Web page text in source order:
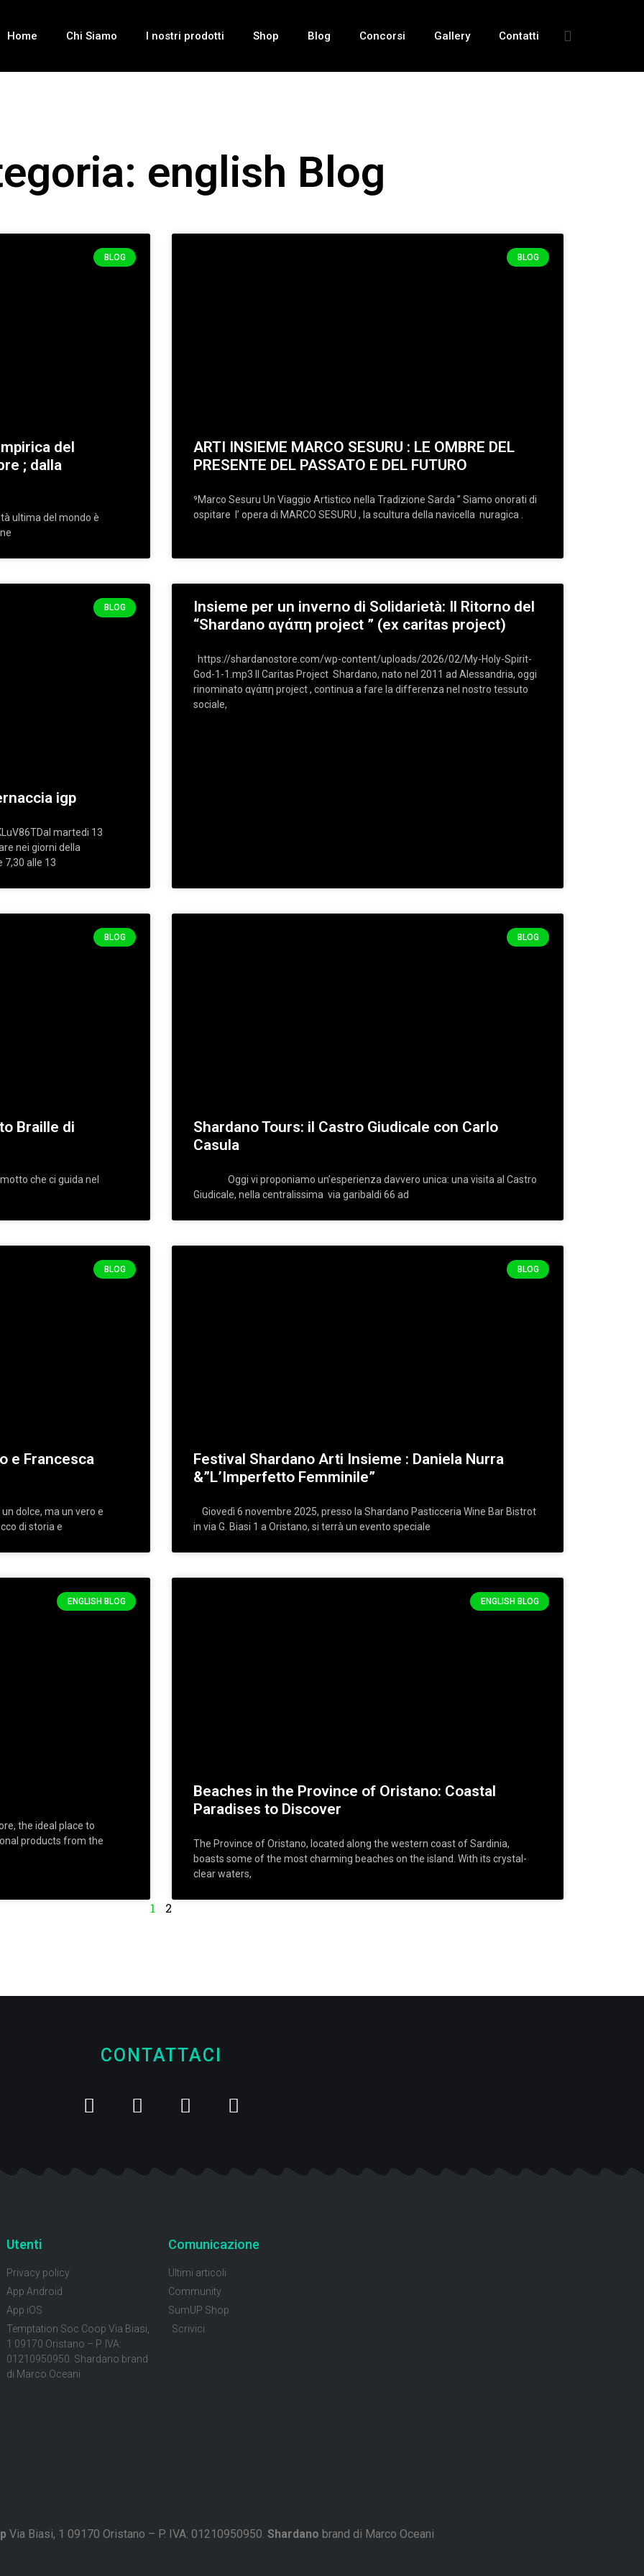
Home Chi Siamo I nostri prodotti Shop Blog Concorsi Gallery Contatti
english Blog
BLOG
del
; dalla
ultima del mondo è
BLOG
ARTI INSIEME MARCO SESURU : LE OMBRE DEL
PRESENTE DEL PASSATO E DEL FUTURO
⁹Marco Sesuru Un Viaggio Artistico nella Tradizione Sarda ” Siamo onorati di
ospitare l’ opera di MARCO SESURU , la scultura della navicella nuragica .
BLOG
igp
martedi 13
nei giorni della
alle 13
Insieme per un inverno di Solidarietà: Il Ritorno del
“Shardano αγάπη project ” (ex caritas project)
https://shardanostore.com/wp-content/uploads/2026/02/My-Holy-Spirit-
God-1-1.mp3 Il Caritas Project Shardano, nato nel 2011 ad Alessandria, oggi
rinominato αγάπη project , continua a fare la differenza nel nostro tessuto
sociale,
BLOG
Braille di
che ci guida nel
BLOG
Shardano Tours: il Castro Giudicale con Carlo
Casula
Oggi vi proponiamo un’esperienza davvero unica: una visita al Castro
Giudicale, nella centralissima via garibaldi 66 ad
BLOG
e Francesca
dolce, ma un vero e
di storia e
BLOG
Festival Shardano Arti Insieme : Daniela Nurra
&”L’Imperfetto Femminile”
Giovedì 6 novembre 2025, presso la Shardano Pasticceria Wine Bar Bistrot
in via G. Biasi 1 a Oristano, si terrà un evento speciale
ENGLISH BLOG
the ideal place to
products from the
ENGLISH BLOG
Beaches in the Province of Oristano: Coastal
Paradises to Discover
The Province of Oristano, located along the western coast of Sardinia,
boasts some of the most charming beaches on the island. With its crystal-
clear waters,
1 2
CONTATTACI
Utenti
Privacy policy
App Android
App iOS
Temptation Soc Coop Via Biasi,
1 09170 Oristano – P. IVA:
01210950950. Shardano brand
di Marco Oceani
Comunicazione
Ultimi articoli
Community
SumUP Shop
Scrivici
Via Biasi, 1 09170 Oristano – P. IVA: 01210950950. Shardano brand di Marco Oceani